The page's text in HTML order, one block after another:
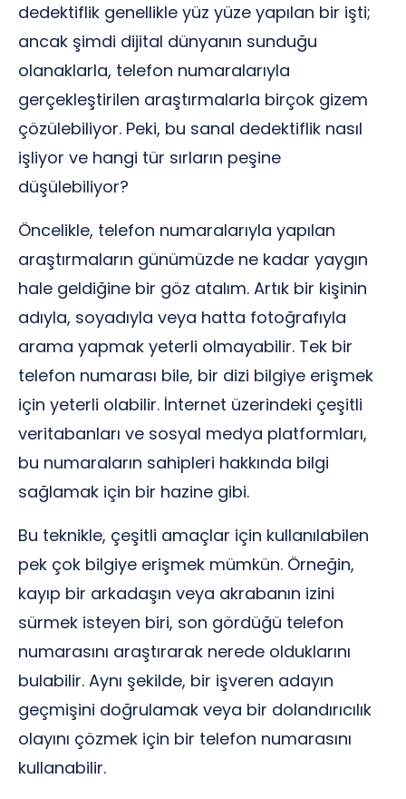
dedektiflik genellikle yüz yüze yapılan bir işti;
ancak şimdi dijital dünyanın sunduğu
olanaklarla, telefon numaralarıyla
gerçekleştirilen araştırmalarla birçok gizem
çözülebiliyor. Peki, bu sanal dedektiflik nasıl
işliyor ve hangi tür sırların peşine
düşülebiliyor?
Öncelikle, telefon numaralarıyla yapılan
araştırmaların günümüzde ne kadar yaygın
hale geldiğine bir göz atalım. Artık bir kişinin
adıyla, soyadıyla veya hatta fotoğrafıyla
arama yapmak yeterli olmayabilir. Tek bir
telefon numarası bile, bir dizi bilgiye erişmek
için yeterli olabilir. İnternet üzerindeki çeşitli
veritabanları ve sosyal medya platformları,
bu numaraların sahipleri hakkında bilgi
sağlamak için bir hazine gibi.
Bu teknikle, çeşitli amaçlar için kullanılabilen
pek çok bilgiye erişmek mümkün. Örneğin,
kayıp bir arkadaşın veya akrabanın izini
sürmek isteyen biri, son gördüğü telefon
numarasını araştırarak nerede olduklarını
bulabilir. Aynı şekilde, bir işveren adayın
geçmişini doğrulamak veya bir dolandırıcılık
olayını çözmek için bir telefon numarasını
kullanabilir.